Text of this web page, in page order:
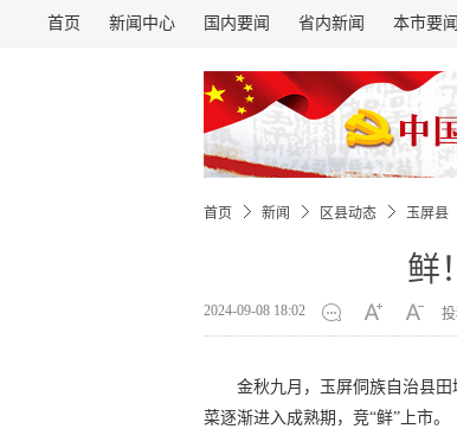
首页 新闻中心 国内要闻 省内新闻 本市要闻
首页 新闻 区县动态 玉屏县
鲜
2024-09-08 18:02
金秋九月，玉屏侗族自治县
菜逐渐进入成熟期，竞“鲜”上市。